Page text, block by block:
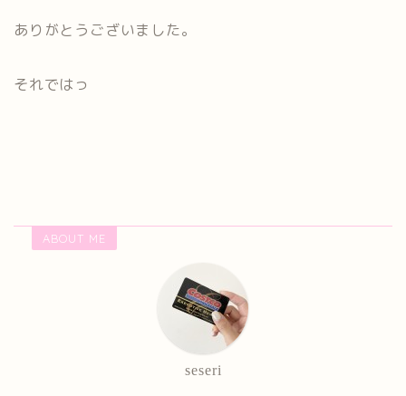
ありがとうございました。
それではっ
ABOUT ME
seseri